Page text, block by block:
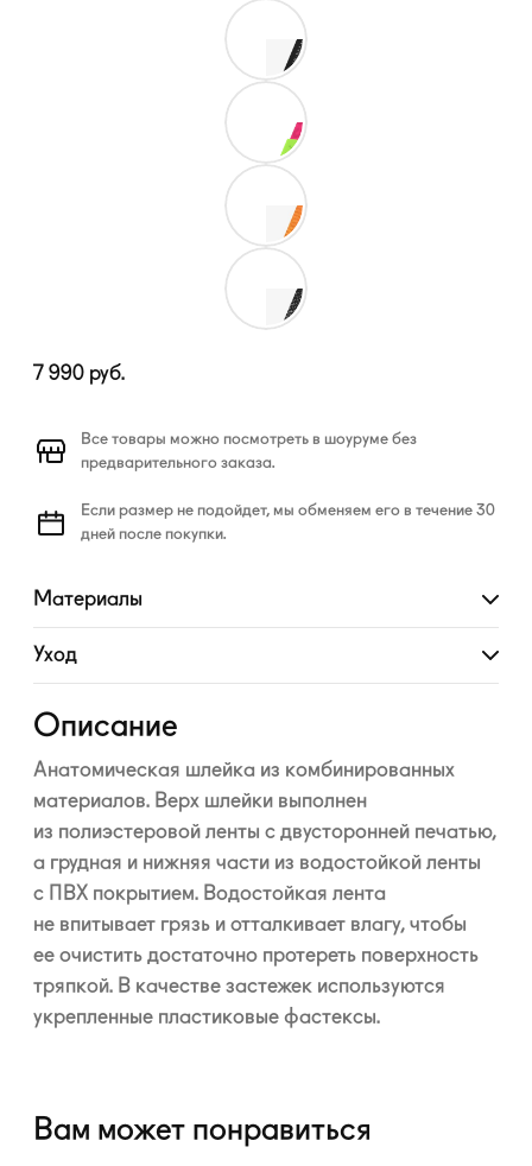
7 990 руб.
Все товары можно посмотреть в шоуруме без
предварительного заказа.
Если размер не подойдет, мы обменяем его в течение 30
дней после покупки.
Материалы
Развернуть
Уход
Развернуть
Описание
Анатомическая шлейка из комбинированных
материалов. Верх шлейки выполнен
из полиэстеровой ленты с двусторонней печатью,
а грудная и нижняя части из водостойкой ленты
с ПВХ покрытием. Водостойкая лента
не впитывает грязь и отталкивает влагу, чтобы
ее очистить достаточно протереть поверхность
тряпкой. В качестве застежек используются
укрепленные пластиковые фастексы.
Вам может понравиться